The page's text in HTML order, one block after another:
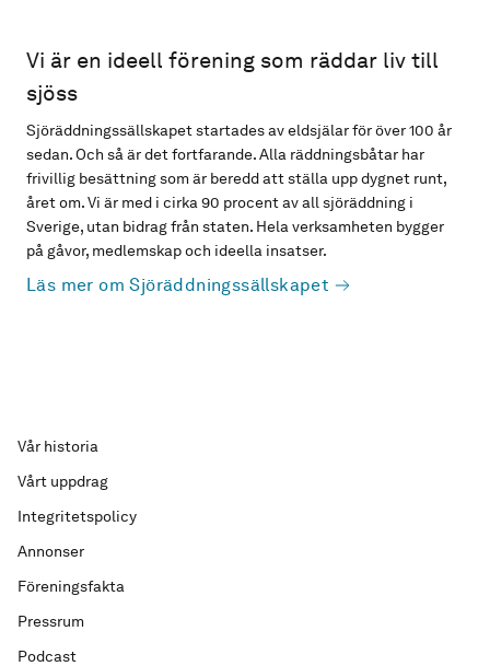
Vi är en ideell förening som räddar liv till
sjöss
Sjöräddningssällskapet startades av eldsjälar för över 100 år
sedan. Och så är det fortfarande. Alla räddningsbåtar har
frivillig besättning som är beredd att ställa upp dygnet runt,
året om. Vi är med i cirka 90 procent av all sjöräddning i
Sverige, utan bidrag från staten. Hela verksamheten bygger
på gåvor, medlemskap och ideella insatser.
Läs mer om Sjöräddningssällskapet
Vår historia
Vårt uppdrag
Integritetspolicy
Annonser
Föreningsfakta
Pressrum
Podcast